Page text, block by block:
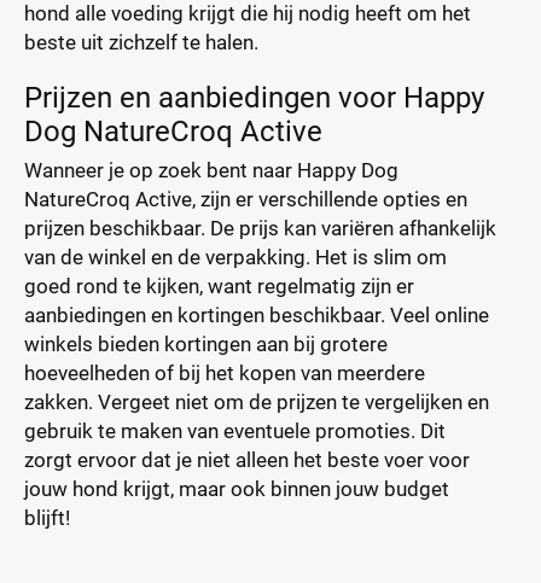
hond alle voeding krijgt die hij nodig heeft om het
beste uit zichzelf te halen.
Prijzen en aanbiedingen voor Happy
Dog NatureCroq Active
Wanneer je op zoek bent naar Happy Dog
NatureCroq Active, zijn er verschillende opties en
prijzen beschikbaar. De prijs kan variëren afhankelijk
van de winkel en de verpakking. Het is slim om
goed rond te kijken, want regelmatig zijn er
aanbiedingen en kortingen beschikbaar. Veel online
winkels bieden kortingen aan bij grotere
hoeveelheden of bij het kopen van meerdere
zakken. Vergeet niet om de prijzen te vergelijken en
gebruik te maken van eventuele promoties. Dit
zorgt ervoor dat je niet alleen het beste voer voor
jouw hond krijgt, maar ook binnen jouw budget
blijft!